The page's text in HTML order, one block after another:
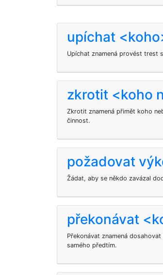
upíchat
Upíchat znamená provést trest
zkrotit <koho
Zkrotit znamená přimět koho
činnost.
požadovat
Žádat, aby se někdo zavázal
překonávat
Překonávat znamená
samého předtím.